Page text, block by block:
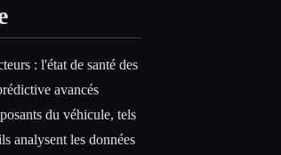
: l'état de santé des
avancés
du véhicule, tels
analysent les données